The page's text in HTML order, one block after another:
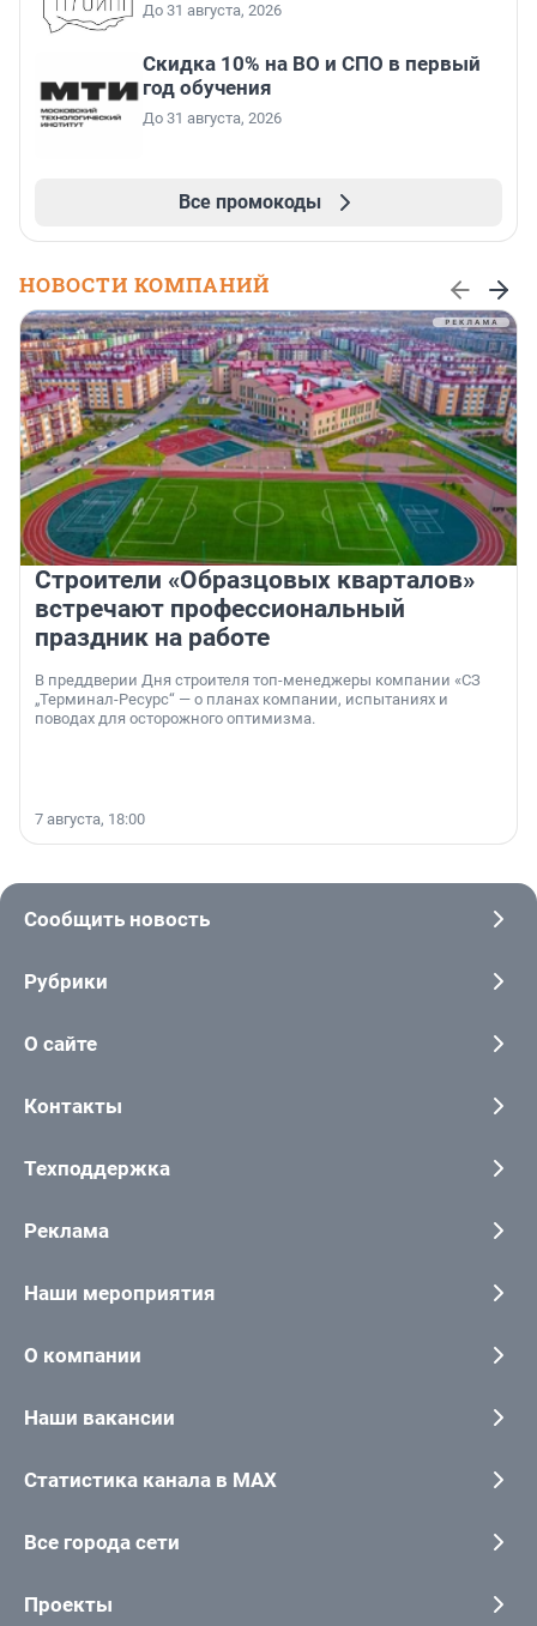
До 31 августа, 2026
Скидка 10% на ВО и СПО в первый
год обучения
До 31 августа, 2026
Все промокоды
НОВОСТИ КОМПАНИЙ
Строители «Образцовых кварталов»
встречают профессиональный
праздник на работе
В преддверии Дня строителя топ-менеджеры компании «СЗ
„Терминал-Ресурс“ — о планах компании, испытаниях и
поводах для осторожного оптимизма.
7 августа, 18:00
Сообщить новость
Рубрики
О сайте
Контакты
Техподдержка
Реклама
Наши мероприятия
О компании
Наши вакансии
Статистика канала в MAX
Все города сети
Проекты